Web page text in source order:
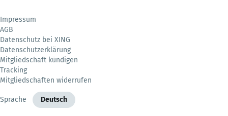
Impressum
AGB
Datenschutz bei XING
Datenschutzerklärung
Mitgliedschaft kündigen
Tracking
Mitgliedschaften widerrufen
Sprache Deutsch